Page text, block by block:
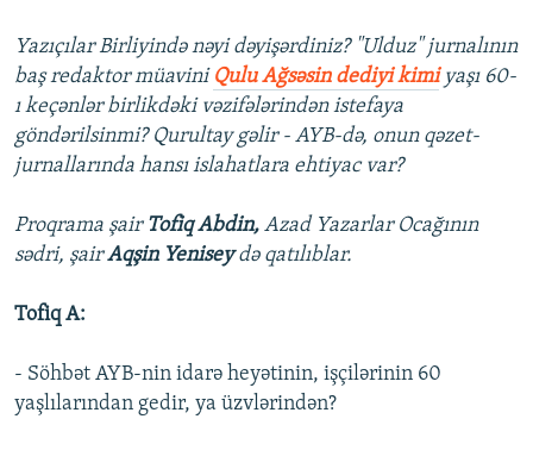
Yazıçılar Birliyində nəyi dəyişərdiniz? "Ulduz" jurnalının
baş redaktor müavini Qulu Ağsəsin dediyi kimiyaşı 60-
ı keçənlər birlikdəki vəzifələrindən istefaya
göndərilsinmi? Qurultay gəlir - AYB-də, onun qəzet-
jurnallarında hansı islahatlara ehtiyac var?
Proqrama şair Tofiq Abdin, Azad Yazarlar Ocağının
sədri, şairAqşin Yeniseydə qatılıblar.
Tofiq A:
- Söhbət AYB-nin idarə heyətinin, işçilərinin 60
yaşlılarından gedir, ya üzvlərindən?